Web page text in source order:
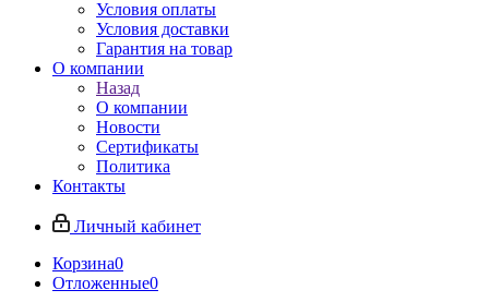
Условия оплаты
Условия доставки
Гарантия на товар
О компании
Назад
О компании
Новости
Сертификаты
Политика
Контакты
Личный кабинет
Корзина0
Отложенные0